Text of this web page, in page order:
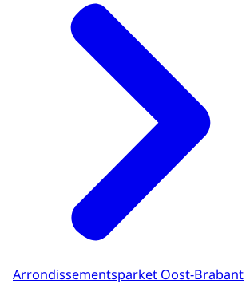
Arrondissementsparket Oost-Brabant